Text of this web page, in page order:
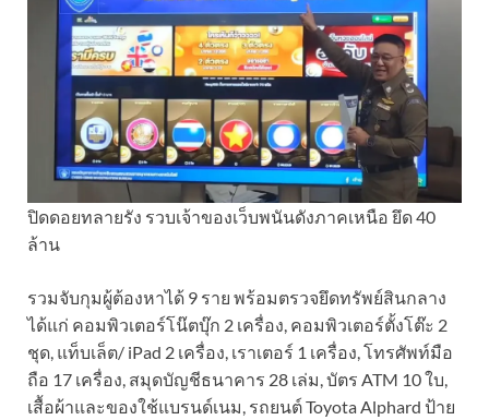
ปิดดอยทลายรัง รวบเจ้าของเว็บพนันดังภาคเหนือ ยึด 40
ล้าน
รวมจับกุมผู้ต้องหาได้ 9 ราย พร้อมตรวจยึดทรัพย์สินกลาง
ได้แก่ คอมพิวเตอร์โน๊ตบุ๊ก 2 เครื่อง, คอมพิวเตอร์ตั้งโต๊ะ 2
ชุด, แท็บเล็ต/ iPad 2 เครื่อง, เราเตอร์ 1 เครื่อง, โทรศัพท์มือ
ถือ 17 เครื่อง, สมุดบัญชีธนาคาร 28 เล่ม, บัตร ATM 10 ใบ,
เสื้อผ้าและของใช้แบรนด์เนม, รถยนต์ Toyota Alphard ป้าย